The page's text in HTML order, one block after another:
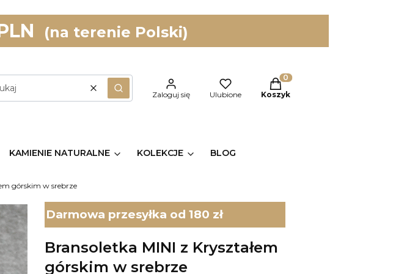
(na terenie Polski)
WyczyśćSzukaj Zaloguj się Ulubione
Produkty w koszyku: 0.
Koszyk
KAMIENIE NATURALNE KOLEKCJE BLOG
górskim w srebrze
Darmowa przesyłka od 180 zł
Bransoletka MINI z Kryształem
górskim w srebrze